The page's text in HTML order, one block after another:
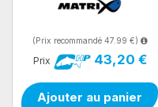
(Prix recommandé 47.99 €)
Prix 43,20 €
Ajouter au panier